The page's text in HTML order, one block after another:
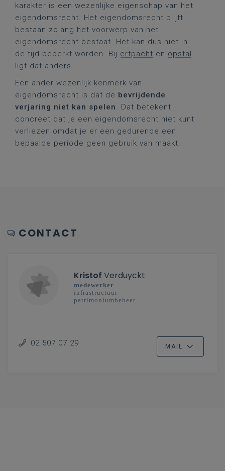
karakter is een wezenlijke eigenschap van het
eigendomsrecht. Het eigendomsrecht blijft
bestaan zolang het voorwerp van het
eigendomsrecht bestaat. Het kan dus niet in
de tijd beperkt worden. Bij erfpacht en opstal
ligt dat anders.
Een ander wezenlijk kenmerk van
eigendomsrecht is dat de bevrijdende
verjaring niet kan spelen. Dat betekent
concreet dat je een eigendomsrecht niet kunt
verliezen omdat je er een gedurende een
bepaalde periode geen gebruik van maakt.
CONTACT
Kristof Verduyckt
medewerker
infrastructuur
patrimoniumbeheer
02 507 07 29 MAIL